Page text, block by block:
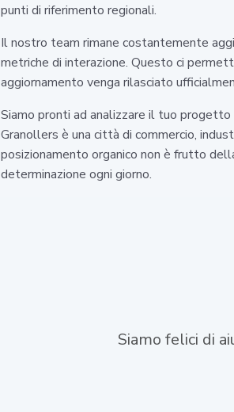
punti di riferimento regionali.
Il nostro team rimane costantemente
metriche di interazione. Questo ci
aggiornamento venga rilasciato
Siamo pronti ad analizzare il tuo
Granollers è una città di commercio,
posizionamento organico non è frutto
determinazione ogni giorno.
Siamo felici di